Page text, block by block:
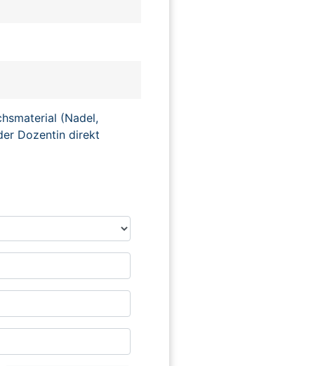
(Nadel,
Dozentin direkt